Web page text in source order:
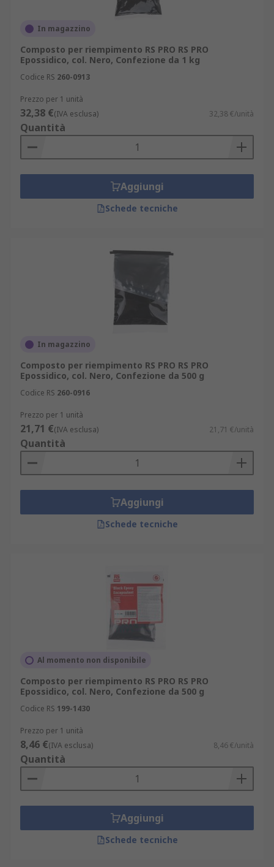
In magazzino
Composto per riempimento RS PRO RS PRO
Epossidico, col. Nero, Confezione da 1 kg
Codice RS 260-0913
Prezzo per 1 unità
32,38 €(IVA esclusa) 32,38 €/unità
Quantità
Aggiungi
Schede tecniche
In magazzino
Composto per riempimento RS PRO RS PRO
Epossidico, col. Nero, Confezione da 500 g
Codice RS 260-0916
Prezzo per 1 unità
21,71 €(IVA esclusa) 21,71 €/unità
Quantità
Aggiungi
Schede tecniche
Al momento non disponibile
Composto per riempimento RS PRO RS PRO
Epossidico, col. Nero, Confezione da 500 g
Codice RS 199-1430
Prezzo per 1 unità
8,46 €(IVA esclusa) 8,46 €/unità
Quantità
Aggiungi
Schede tecniche